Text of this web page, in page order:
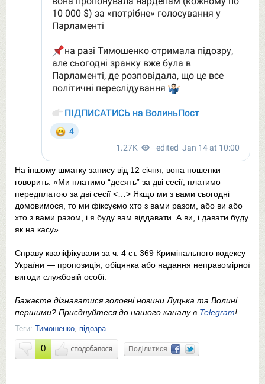
На іншому шматку запису від 12 січня, вона пошепки
говорить: «Ми платимо “десять” за дві сесії, платимо
передплатою за дві сесії <…> Якщо ми з вами сьогодні
домовимося, то ми фіксуємо хто з вами разом, або ви або
хто з вами разом, і я буду вам віддавати. А ви, і давати буду
як на касу».
Справу кваліфікували за ч. 4 ст. 369 Кримінального кодексу
України — пропозиція, обіцянка або надання неправомірної
вигоди службовій особі.
Бажаєте дізнаватися головні новини Луцька та Волині
першими? Приєднуйтеся до нашого каналу в Telegram!
Теги: Тимошенко підозра
0 Поділитися